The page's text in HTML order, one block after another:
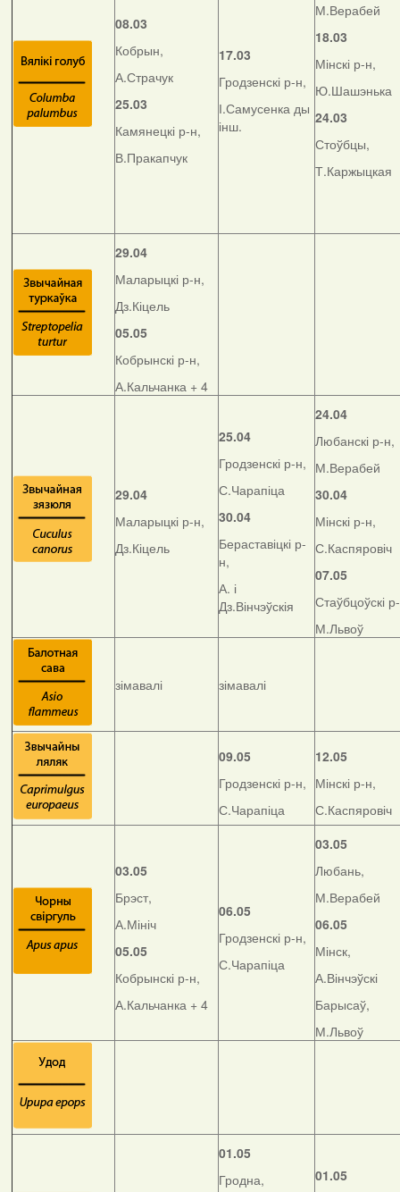
08.03
Кобрын,
А.Страчук
25.03
Камянецкі р-н,
В.Пракапчук
17.03
Гродзенскі р-н,
І.Самусенка ды
інш.
М.Верабей
18.03
Мінскі р-н,
Ю.Шашэнька
24.03
Стоўбцы,
Т.Каржыцкая
29.04
Маларыцкі р-н,
Дз.Кіцель
05.05
Кобрынскі р-н,
А.Кальчанка + 4
29.04
Маларыцкі р-н,
Дз.Кіцель
25.04
Гродзенскі р-н,
С.Чарапіца
30.04
Бераставіцкі р-
н,
А. і
Дз.Вінчэўскія
24.04
Любанскі р-н,
М.Верабей
30.04
Мінскі р-н,
С.Каспяровіч
07.05
Стаўбцоўскі
М.Львоў
зімавалі зімавалі
09.05
Гродзенскі р-н,
С.Чарапіца
12.05
Мінскі р-н,
С.Каспяровіч
03.05
Брэст,
А.Мініч
05.05
Кобрынскі р-н,
А.Кальчанка + 4
06.05
Гродзенскі р-н,
С.Чарапіца
03.05
Любань,
М.Верабей
06.05
Мінск,
А.Вінчэўскі
Барысаў,
М.Львоў
01.05
Гродна,
01.05